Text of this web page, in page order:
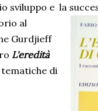
sviluppo e la
al
Gurdjieff
L'eredità
di